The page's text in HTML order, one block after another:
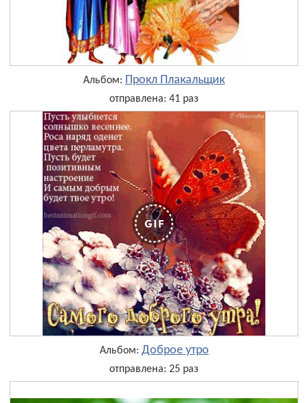
Альбом: Прокл Плакальщик
отправлена: 41 раз
Альбом: Доброе утро
отправлена: 25 раз